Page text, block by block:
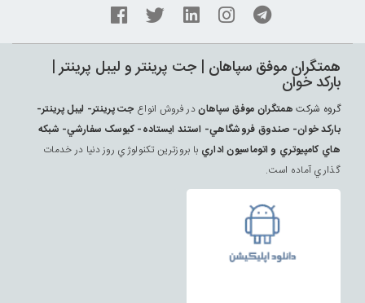
همتگران موفق سپاهان | جت پرينتر و ليبل پرينتر |
بارکد خوان
گروه شرکت همتگران موفق سپاهاندر فروش انواع جت پرينتر- ليبل پرينتر-
بارکد خوان- صندوق فروشگاهي- استند ايستاده- کيوسک سفارشي- شبکه
هاي کامپيوتري و اتوماسيون اداري با بروزترين تکنولوژي روز دنيا در خدمات
گذاري آماده است.